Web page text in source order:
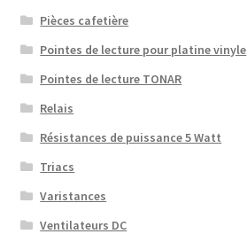
Pièces cafetière
Pointes de lecture pour platine vinyle
Pointes de lecture TONAR
Relais
Résistances de puissance 5 Watt
Triacs
Varistances
Ventilateurs DC